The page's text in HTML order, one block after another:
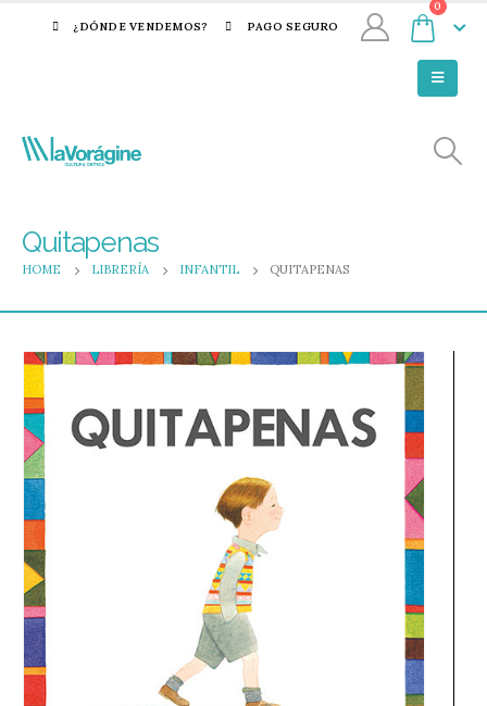
¿DÓNDE VENDEMOS? PAGO SEGURO
0
Quitapenas
HOME LIBRERÍA INFANTIL QUITAPENAS